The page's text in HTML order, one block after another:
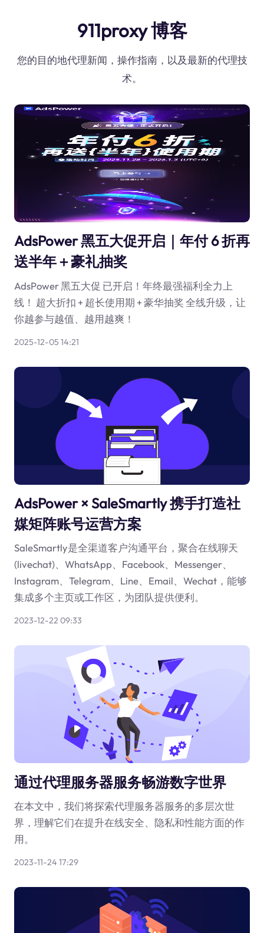
911proxy 博客
您的目的地代理新闻，操作指南，以及最新的代理技
术。
AdsPower 黑五大促开启｜年付 6 折再
送半年＋豪礼抽奖
AdsPower 黑五大促 已开启！年终最强福利全力上
线！ 超大折扣 + 超长使用期 + 豪华抽奖 全线升级，让
你越参与越值、越用越爽！
2025-12-05 14:21
AdsPower × SaleSmartly 携手打造社
媒矩阵账号运营方案
SaleSmartly是全渠道客户沟通平台，聚合在线聊天
(livechat)、WhatsApp、Facebook、Messenger、
Instagram、Telegram、Line、Email、Wechat，能够
集成多个主页或工作区，为团队提供便利。
2023-12-22 09:33
通过代理服务器服务畅游数字世界
在本文中，我们将探索代理服务器服务的多层次世
界，理解它们在提升在线安全、隐私和性能方面的作
用。
2023-11-24 17:29